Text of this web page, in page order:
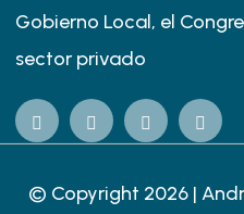
Gobierno Local, el
sector privado
© Copyright 2026 |